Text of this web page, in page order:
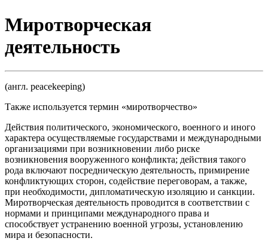
Миротворческая
деятельность
(англ. peacekeeping)
Также используется термин «миротворчество»
Действия политического, экономического, военного и иного
характера осуществляемые государствами и международными
организациями при возникновении либо риске
возникновения вооруженного конфликта; действия такого
рода включают посредническую деятельность, примирение
конфликтующих сторон, содействие переговорам, а также,
при необходимости, дипломатическую изоляцию и санкции.
Миротворческая деятельность проводится в соответствии с
нормами и принципами международного права и
способствует устранению военной угрозы, установлению
мира и безопасности.